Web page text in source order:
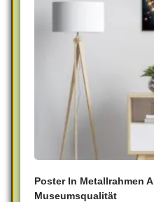
Poster In Metallrahmen
Museumsqualität